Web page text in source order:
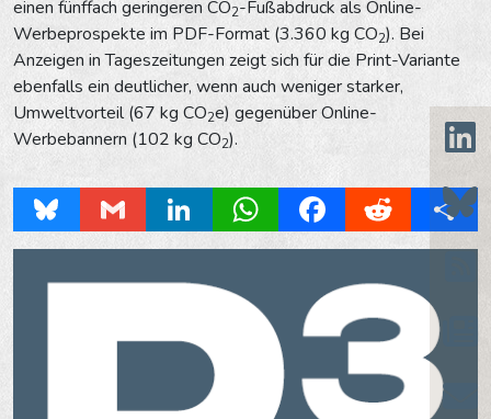
einen fünffach geringeren CO2-Fußabdruck als Online-
Werbeprospekte im PDF-Format (3.360 kg CO2). Bei
Anzeigen in Tageszeitungen zeigt sich für die Print-Variante
ebenfalls ein deutlicher, wenn auch weniger starker,
Umweltvorteil (67 kg CO2e) gegenüber Online-
Werbebannern (102 kg CO2).
Bluesky Gmail LinkedInWhatsAppFacebookReddit Share